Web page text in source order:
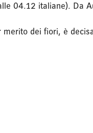
04.12 italiane). Da
dei fiori, è